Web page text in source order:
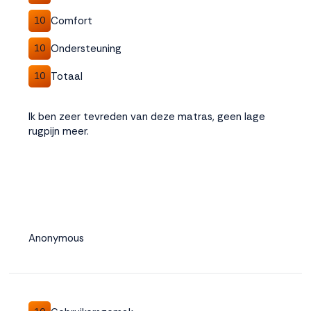
10 Comfort
10 Ondersteuning
10 Totaal
Ik ben zeer tevreden van deze matras, geen lage
rugpijn meer.
Anonymous